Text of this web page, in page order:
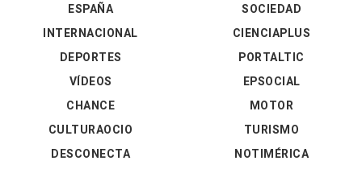
ESPAÑA
INTERNACIONAL
DEPORTES
VÍDEOS
SOCIEDAD
CIENCIAPLUS
PORTALTIC
EPSOCIAL
CHANCE
CULTURAOCIO
DESCONECTA
MOTOR
TURISMO
NOTIMÉRICA